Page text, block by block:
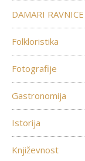
DAMARI RAVNICE
Folkloristika
Fotografije
Gastronomija
Istorija
Književnost